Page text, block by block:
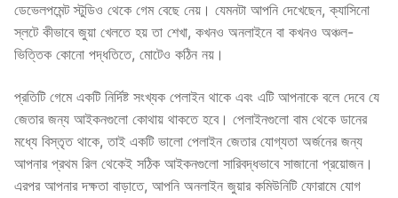
ডেভেলপমেন্ট স্টুডিও থেকে গেম বেছে নেয়। যেমনটা আপনি দেখেছেন, ক্যাসিনো
স্লটে কীভাবে জুয়া খেলতে হয় তা শেখা, কখনও অনলাইনে বা কখনও অঞ্চল-
ভিত্তিক কোনো পদ্ধতিতে, মোটেও কঠিন নয়।
প্রতিটি গেমে একটি নির্দিষ্ট সংখ্যক পেলাইন থাকে এবং এটি আপনাকে বলে দেবে যে
জেতার জন্য আইকনগুলো কোথায় থাকতে হবে। পেলাইনগুলো বাম থেকে ডানের
মধ্যে বিস্তৃত থাকে, তাই একটি ভালো পেলাইন জেতার যোগ্যতা অর্জনের জন্য
আপনার প্রথম রিল থেকেই সঠিক আইকনগুলো সারিবদ্ধভাবে সাজানো প্রয়োজন।
এরপর আপনার দক্ষতা বাড়াতে, আপনি অনলাইন জুয়ার কমিউনিটি ফোরামে যোগ